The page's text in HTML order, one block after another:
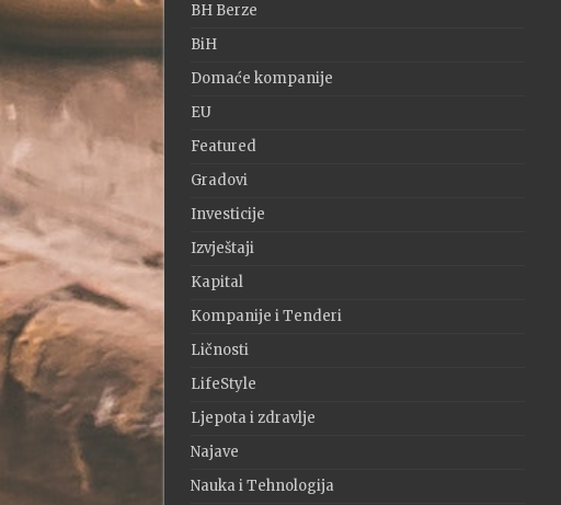
BH Berze
BiH
Domaće kompanije
EU
Featured
Gradovi
Investicije
Izvještaji
Kapital
Kompanije i Tenderi
Ličnosti
LifeStyle
Ljepota i zdravlje
Najave
Nauka i Tehnologija